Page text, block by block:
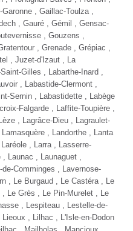
FORD RANGER
RAPTOR 2.0 213 BVA10 HARDTOP ALU
Diesel - 95000 Km - 2022
42 980 €TTC
Comparer
Plus d'infos
NOUVEAUTÉ